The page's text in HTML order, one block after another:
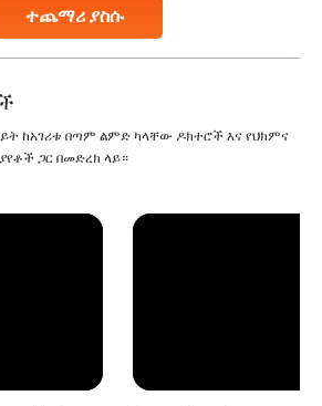
ተጨማሪ ያስሱ
ከአገሪቱ በጣም ልምድ ካላቸው ዶክተሮች እና የህክምና
ጋር በመድረክ ላይ።